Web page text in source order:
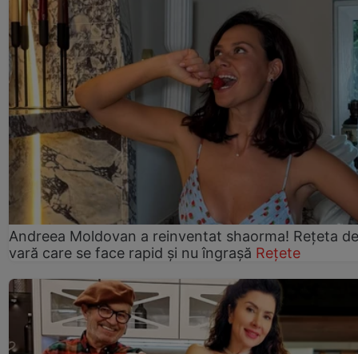
Andreea Moldovan a reinventat shaorma! Rețeta de
vară care se face rapid și nu îngrașă Rețete